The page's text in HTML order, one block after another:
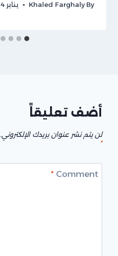
By
Khaled Farghaly يناير 24, 2025
أضف تعليقاً
لن يتم نشر عنوان بريدك الإلكتروني.
*
Comment
*